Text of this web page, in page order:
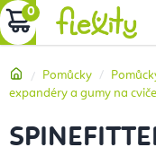
Přejít
na
NÁKUPNÍ
DomůPomůcky
expandéry a gumy na